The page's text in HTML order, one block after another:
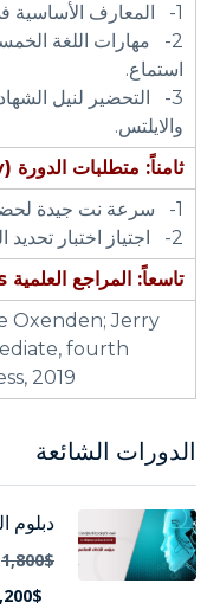
1- المعارف الأساسية في اللغة الإنجليزية
2- مهارات اللغة
استماع.
3- التحضير لنيل
والايلتس.
ثامناً: متطلبات الدورة
1- سرعة نت جيدة لحضور المحاضرات أونلاين.
2- اجتياز اختبار تحديد المستوى للغة الإنكليزية.
تاسعاً: المراجع العلمية
Oxenden; Jerry
fourth
2019.
الدورات الشائعة
دبلوم
1,800$